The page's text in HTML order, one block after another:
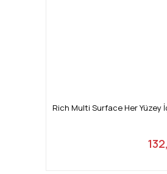
Rich Multi Surface Her Yüzey